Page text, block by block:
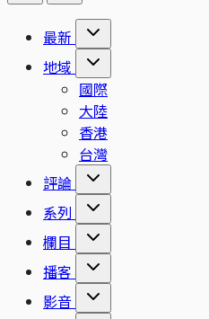
最新
地域
國際
大陸
香港
台灣
評論
系列
欄目
播客
影音